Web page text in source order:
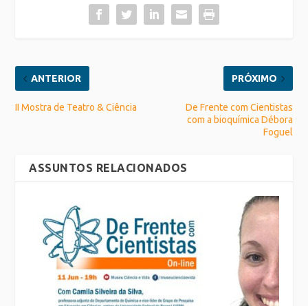
ANTERIOR
II Mostra de Teatro & Ciência
PRÓXIMO
De Frente com Cientistas
com a bioquímica Débora
Foguel
ASSUNTOS RELACIONADOS